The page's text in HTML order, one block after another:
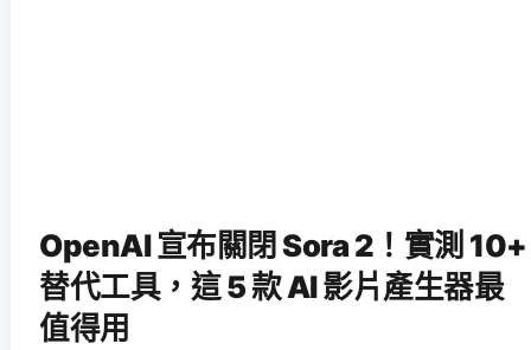
OpenAI 宣布關閉 Sora 2！實測 10+
替代工具，這 5 款 AI 影片產生器最
值得用